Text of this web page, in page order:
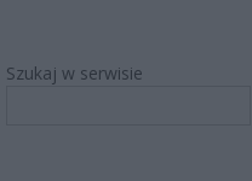
Szukaj w serwisie